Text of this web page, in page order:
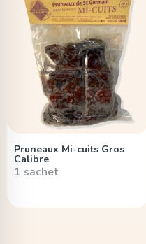
Pruneaux Mi-cuits Gros
Calibre
1 sachet